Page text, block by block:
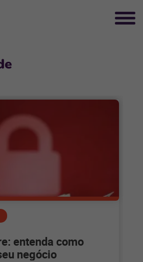
entenda como
negócio